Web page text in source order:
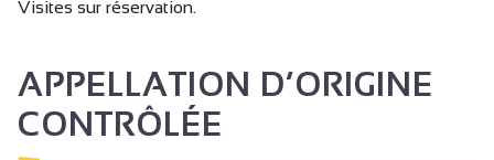
des saveurs typiques de la région.
Visites sur réservation.
APPELLATION D’ORIGINE
CONTRÔLÉE